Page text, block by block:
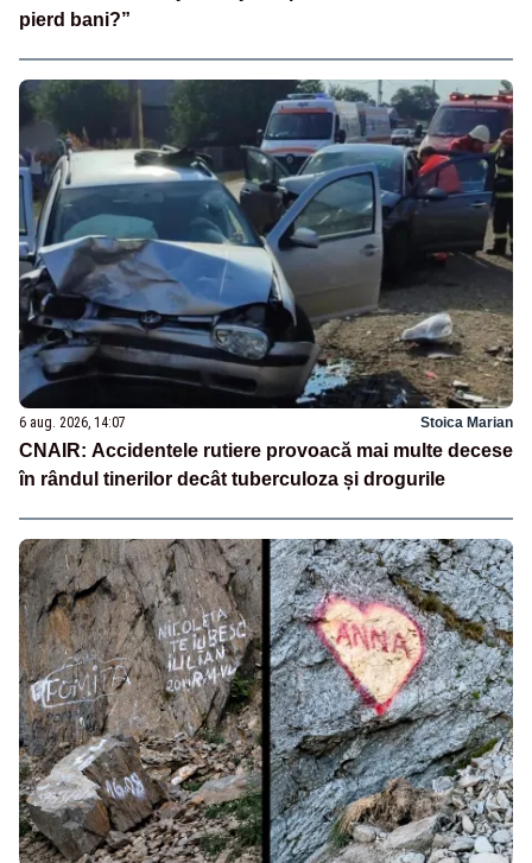
pierd bani?”
6 aug. 2026, 14:07 Stoica Marian
CNAIR: Accidentele rutiere provoacă mai multe decese
în rândul tinerilor decât tuberculoza și drogurile